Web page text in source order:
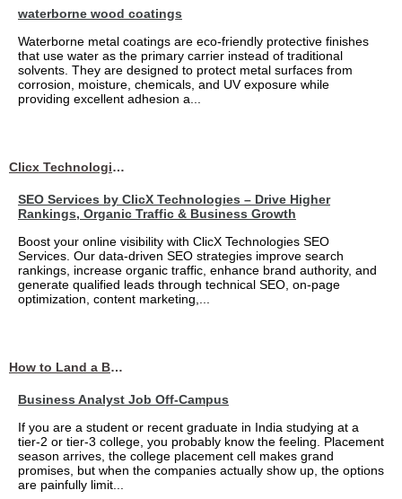
waterborne wood coatings
Waterborne metal coatings are eco-friendly protective finishes
that use water as the primary carrier instead of traditional
solvents. They are designed to protect metal surfaces from
corrosion, moisture, chemicals, and UV exposure while
providing excellent adhesion a...
Clicx Technologies
SEO Services by ClicX Technologies – Drive Higher
Rankings, Organic Traffic & Business Growth
Boost your online visibility with ClicX Technologies SEO
Services. Our data-driven SEO strategies improve search
rankings, increase organic traffic, enhance brand authority, and
generate qualified leads through technical SEO, on-page
optimization, content marketing,...
How to Land a Business Analyst Job Off-Campus When Your College Has Zero Tech Connections
Business Analyst Job Off-Campus
If you are a student or recent graduate in India studying at a
tier-2 or tier-3 college, you probably know the feeling. Placement
season arrives, the college placement cell makes grand
promises, but when the companies actually show up, the options
are painfully limit...